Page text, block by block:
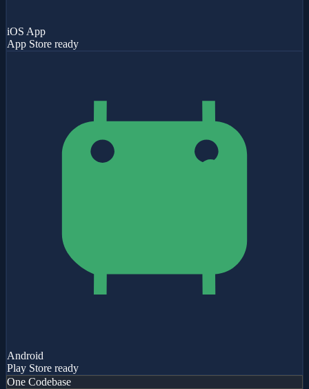
iOS App
App Store ready
Android
Play Store ready
One Codebase